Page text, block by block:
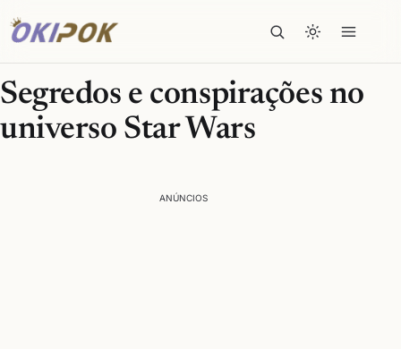
Segredos e conspirações no
universo Star Wars
ANÚNCIOS